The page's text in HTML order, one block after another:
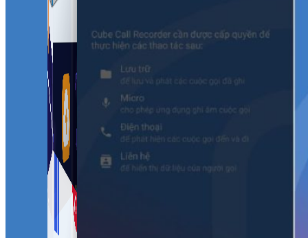
Simple Zalo
Hỗ trợ kết bạn, gửi tin nhắn chăm sóc khách hàng trên
Zalo.